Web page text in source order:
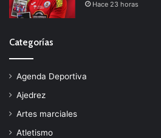
Hace 23 horas
Categorías
Agenda Deportiva
Ajedrez
Artes marciales
Atletismo